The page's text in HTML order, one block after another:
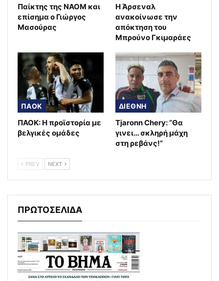
Παίκτης της ΝΑΟΜ και
επίσημα ο Γιώργος
Μασούρας
Η Άρσεναλ
ανακοίνωσε την
απόκτηση του
Μπρούνο Γκιμαράες
ΠΑΟΚ
ΠΑΟΚ: Η προϊστορία με
βελγικές ομάδες
ΔΙΕΘΝΗ
Tjaronn Chery: “Θα
γινει… σκληρή μάχη
στη ρεβάνς!”
PREV NEXT
ΠΡΩΤΟΣΕΛΙΔΑ